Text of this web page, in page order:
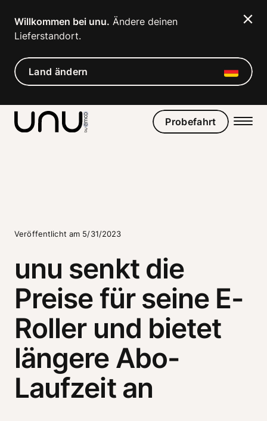
Willkommen bei unu. Ändere deinen
Lieferstandort.
Land ändern
Probefahrt
Veröffentlicht am 5/31/2023
unu senkt die
Preise für seine E-
Roller und bietet
längere Abo-
Laufzeit an